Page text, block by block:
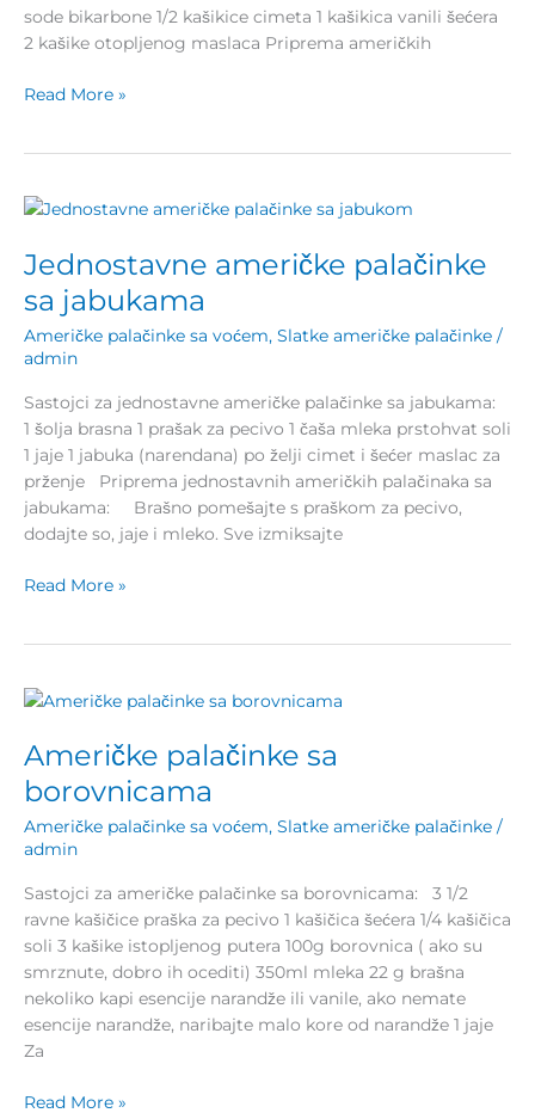
sode bikarbone 1/2 kašikice cimeta 1 kašikica vanili šećera
2 kašike otopljenog maslaca Priprema američkih
Read More »
Jednostavne američke palačinke
sa jabukama
Američke palačinke sa voćem, Slatke američke palačinke /
admin
Sastojci za jednostavne američke palačinke sa jabukama:
1 šolja brasna 1 prašak za pecivo 1 čaša mleka prstohvat soli
1 jaje 1 jabuka (narendana) po želji cimet i šećer maslac za
prženje Priprema jednostavnih američkih palačinaka sa
jabukama: Brašno pomešajte s praškom za pecivo,
dodajte so, jaje i mleko. Sve izmiksajte
Jednostavne
palačinke
jabukama
Read More »
Američke palačinke sa
borovnicama
Američke palačinke sa voćem, Slatke američke palačinke /
admin
Sastojci za američke palačinke sa borovnicama: 3 1/2
ravne kašičice praška za pecivo 1 kašičica šećera 1/4 kašičica
soli 3 kašike istopljenog putera 100g borovnica ( ako su
smrznute, dobro ih ocediti) 350ml mleka 22 g brašna
nekoliko kapi esencije narandže ili vanile, ako nemate
esencije narandže, naribajte malo kore od narandže 1 jaje
Za
Američke
sa
borovnicama
Read More »